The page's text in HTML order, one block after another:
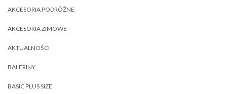
AKCESORIA PODRÓŻNE
AKCESORIA ZIMOWE
AKTUALNOŚCI
BALERINY
BASIC PLUS SIZE